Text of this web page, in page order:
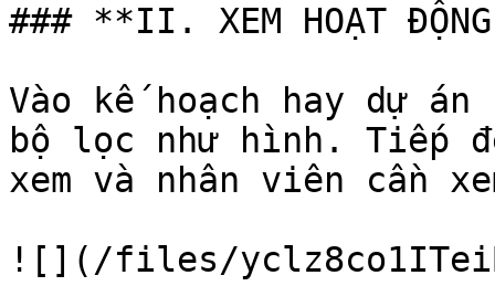
### **II. XEM HOẠT ĐỘNG
Vào kế hoạch hay dự
bộ lọc như hình. Tiếp
xem và nhân viên cần
![](/files/